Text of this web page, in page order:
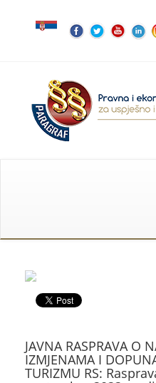
JAVNA RASPRAVA O
IZMJENAMA I
TURIZMU RS: